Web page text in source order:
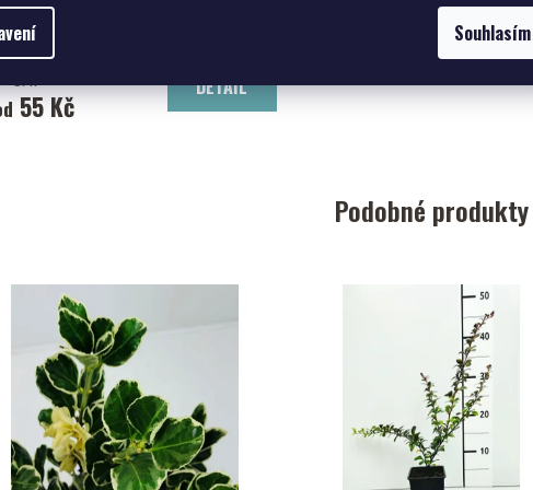
Souhlasím
Kč bez
55 Kč
DETAIL
Podobné produkty